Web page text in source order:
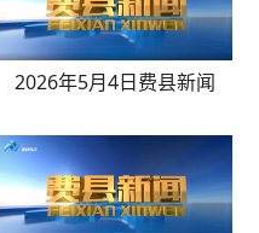
2026年5月4日费县新闻